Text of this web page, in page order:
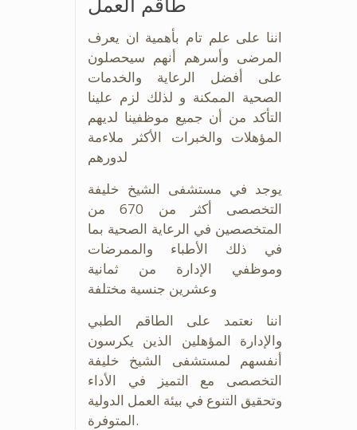
اننا على علم تام بأهمية ان يعرف
المرضى وأسرهم أنهم سيحصلون
على أفضل الرعاية والخدمات
الصحية الممكنة و لذلك لزم علينا
التأكد من أن جميع موظفينا لديهم
المؤهلات والخبرات الأكثر ملاءمة
لدورهم
يوجد في مستشفى الشيخ خليفة
التخصصى أكثر من 670 من
المتخصصين في الرعاية الصحية بما
في ذلك الأطباء والممرضات
وموظفي الإدارة من ثمانية
وعشرين جنسية مختلفة
اننا نعتمد على الطاقم الطبي
والإدارة المؤهلين الذين يكرسون
أنفسهم لمستشفى الشيخ خليفة
التخصصى مع التميز في الأداء
وتحقيق التنوع في بيئة العمل الدولية
المتوفرة.